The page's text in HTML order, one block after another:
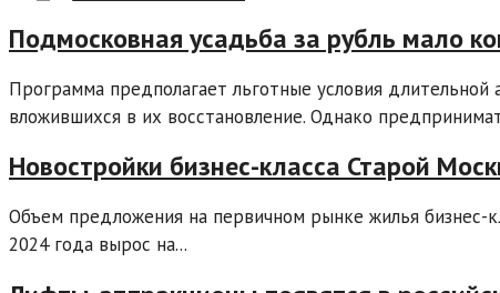
Подмосковная усадьба за рубль мало
Программа предполагает льготные условия
вложившихся в их восстановление. Однако
Новостройки бизнес-класса Старой
Объем предложения на первичном рынке жилья бизнес-
2024 года вырос на...